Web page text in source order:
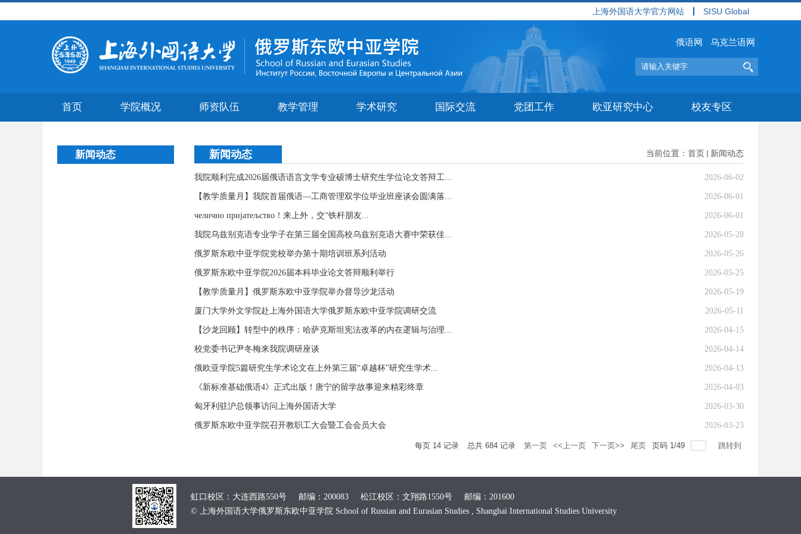
上海外国语大学官方网站 SISU Global
俄语网 乌克兰语网
首页 学院概况 师资队伍 教学管理 学术研究 国际交流 党团工作 欧亚研究中心 校友专区
新闻动态 新闻动态 当前位置： 首页 新闻动态
我院顺利完成2026届俄语语言文学专业硕博士研究生学位论文答辩工... 2026-06-02
【教学质量月】我院首届俄语—工商管理双学位毕业班座谈会圆满落... 2026-06-01
челично пријатељство！来上外，交“铁杆朋友... 2026-06-01
我院乌兹别克语专业学子在第三届全国高校乌兹别克语大赛中荣获佳... 2026-05-28
俄罗斯东欧中亚学院党校举办第十期培训班系列活动 2026-05-26
俄罗斯东欧中亚学院2026届本科毕业论文答辩顺利举行 2026-05-25
【教学质量月】俄罗斯东欧中亚学院举办督导沙龙活动 2026-05-19
厦门大学外文学院赴上海外国语大学俄罗斯东欧中亚学院调研交流 2026-05-11
【沙龙回顾】转型中的秩序：哈萨克斯坦宪法改革的内在逻辑与治理... 2026-04-15
校党委书记尹冬梅来我院调研座谈 2026-04-14
俄欧亚学院5篇研究生学术论文在上外第三届“卓越杯”研究生学术... 2026-04-13
《新标准基础俄语4》正式出版！唐宁的留学故事迎来精彩终章 2026-04-03
匈牙利驻沪总领事访问上海外国语大学 2026-03-30
俄罗斯东欧中亚学院召开教职工大会暨工会会员大会 2026-03-23
每页 14 记录 总共 684 记录 第一页 <<上一页 下一页>> 尾页 页码 1/49 跳转到
虹口校区：大连西路550号 邮编：200083 松江校区：文翔路1550号 邮编：201600
© 上海外国语大学俄罗斯东欧中亚学院 School of Russian and Eurasian Studies , Shanghai International Studies University